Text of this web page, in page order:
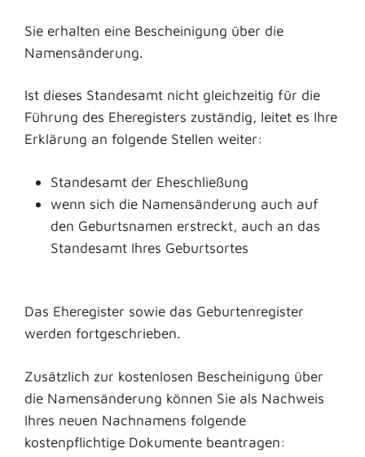
Sie erhalten eine Bescheinigung über die
Namensänderung.
Ist dieses Standesamt nicht gleichzeitig für die
Führung des Eheregisters zuständig, leitet es Ihre
Erklärung an folgende Stellen weiter:
Standesamt der Eheschließung
wenn sich die Namensänderung auch auf
den Geburtsnamen erstreckt, auch an das
Standesamt Ihres Geburtsortes
Das Eheregister sowie das Geburtenregister
werden fortgeschrieben.
Zusätzlich zur kostenlosen Bescheinigung über
die Namensänderung können Sie als Nachweis
Ihres neuen Nachnamens folgende
kostenpflichtige Dokumente beantragen: